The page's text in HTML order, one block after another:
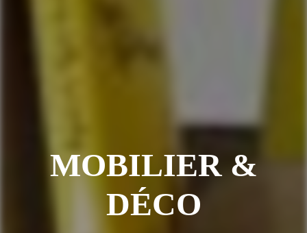
MOBILIER &
DÉCO